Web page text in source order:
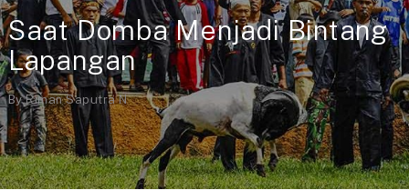
Saat Domba Menjadi Bintang
Lapangan
ByRiman Saputra N